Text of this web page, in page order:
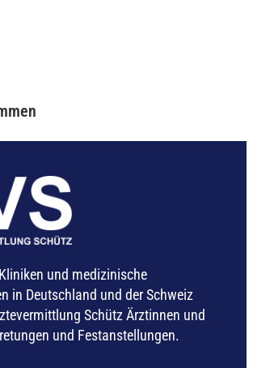
und medizinische
in Deutschland und der Schweiz
Schütz Ärztinnen und
und Festanstellungen.